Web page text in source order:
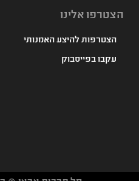
הצטרפו אלינו
הצטרפות להיצע האמנותי
עקבו בפייסבוק